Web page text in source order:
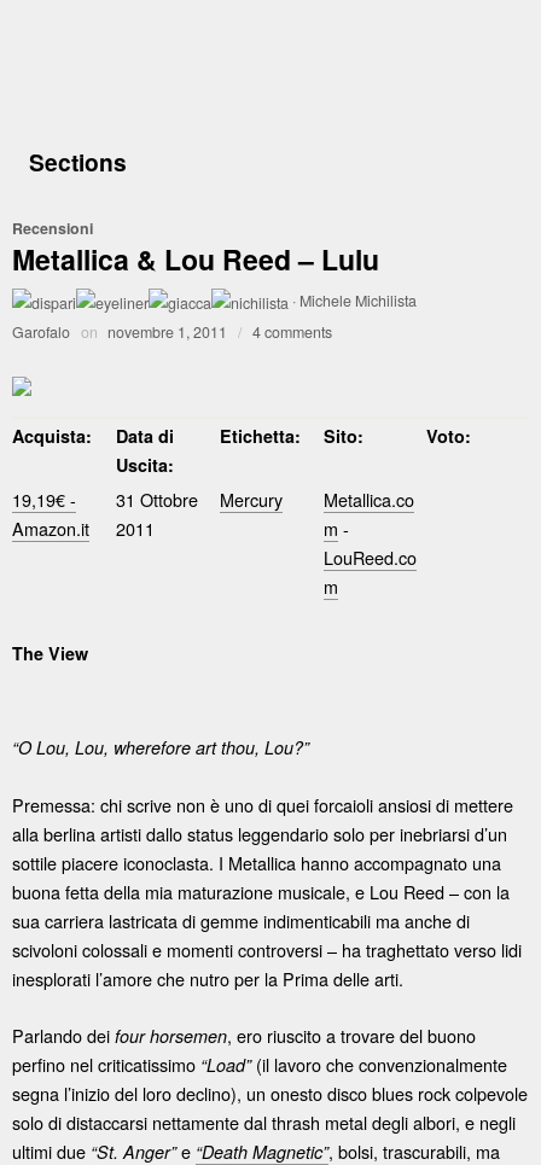
Sections
Recensioni
Metallica & Lou Reed – Lulu
· Michele Michilista
Garofalo on novembre 1, 2011 / 4 comments
Acquista:
Data di
Uscita:
Etichetta: Sito: Voto:
19,19€ -
Amazon.it
31 Ottobre
2011
Mercury
Metallica.co
m -
LouReed.co
m
The View
“O Lou, Lou, wherefore art thou, Lou?”
Premessa: chi scrive non è uno di quei forcaioli ansiosi di mettere
alla berlina artisti dallo status leggendario solo per inebriarsi d’un
sottile piacere iconoclasta. I Metallica hanno accompagnato una
buona fetta della mia maturazione musicale, e Lou Reed – con la
sua carriera lastricata di gemme indimenticabili ma anche di
scivoloni colossali e momenti controversi – ha traghettato verso lidi
inesplorati l’amore che nutro per la Prima delle arti.
Parlando dei four horsemen, ero riuscito a trovare del buono
perfino nel criticatissimo “Load”(il lavoro che convenzionalmente
segna l’inizio del loro declino), un onesto disco blues rock colpevole
solo di distaccarsi nettamente dal thrash metal degli albori, e negli
ultimi due “St. Anger”e “Death Magnetic”, bolsi, trascurabili, ma